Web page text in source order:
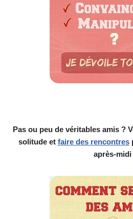
Pas ou peu de véritables amis ?
solitude et faire des rencontres
après-midi